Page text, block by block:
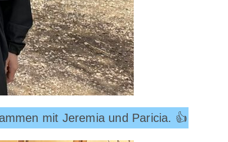
mit Jeremia und Paricia. 👍